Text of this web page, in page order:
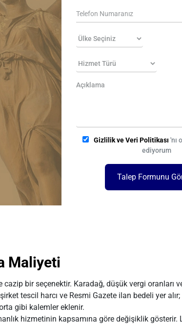
Gizlilik ve Veri Politikası 'nı
ediyorum
Talep Formunu
Maliyeti
bir seçenektir. Karadağ, düşük vergi oranları
tescil harcı ve Resmi Gazete ilan bedeli yer
gibi kalemler eklenir.
hizmetinin kapsamına göre değişiklik gösterir.